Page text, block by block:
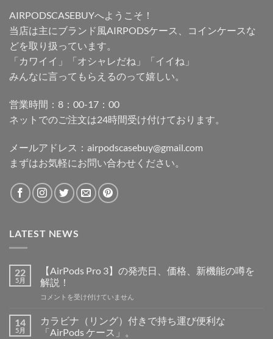
AIRPODSCASEBUYへようこそ！
当店は主にブランド風AIRPODSケース、コインケースな
どを取り扱っています。
「カワイイ」「オシャレだね」「イイね」
みんなに言ってもらえるのって嬉しい。
営業時間：8：00-17：00
ネットでのご注文は24時間受け付けております。
メールアドレス： airpodscasebuy@gmail.com
まずはお気軽にお問い合わせください。
LATEST NEWS
22
5月
【AirPods Pro 3】の発売日、価格、新機能の噂を
解説！
【AirPods
3】
の
コメントを受け付けていません
14
5月
カラビナ（リング）付きで持ち運び便利な
「AirPods ケース」。